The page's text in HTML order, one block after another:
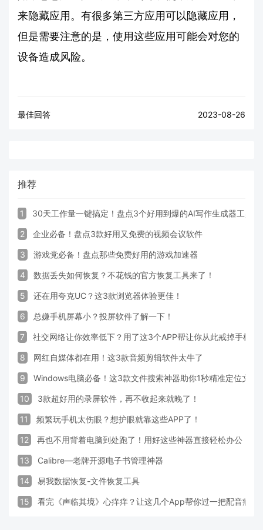
来隐藏应用。有很多第三方应用可以隐藏应用，
但是需要注意的是，使用这些应用可能会对您的
设备造成风险。
最佳回答 2023-08-26
推荐
1 30天工作量一键搞定！盘点3个好用到爆的AI写作生成器工具
2 企业必备！盘点3款好用又免费的视频会议软件
3 游戏党必备！盘点那些免费好用的游戏加速器
4 数据丢失如何恢复？不花钱的官方恢复工具来了！
5 还在用夸克UC？这3款浏览器体验更佳！
6 总嫌手机屏幕小？投屏软件了解一下！
7 社交网络让你效率低下？用了这3个APP帮让你从此戒掉手机！
8 网红自媒体都在用！这3款音频剪辑软件太牛了
9 Windows电脑必备！这3款文件搜索神器助你1秒精准定位文件
10 3款超好用的录屏软件，再不收起来就晚了！
11 频繁玩手机太伤眼？想护眼就靠这些APP了！
12 再也不用背着电脑到处跑了！用好这些神器直接轻松办公
13 Calibre—老牌开源电子书管理神器
14 易我数据恢复-文件恢复工具
15 看完《声临其境》心痒痒？让这几个App帮你过一把配音瘾